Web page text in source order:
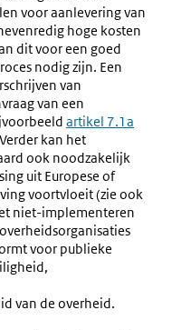
voor aanlevering van
hoge kosten
dit voor een goed
nodig zijn. Een
van
van een
Externe
link:
artikel 7.1a
kan het
ook noodzakelijk
uit Europese of
voortvloeit (zie ook
niet-implementeren
voor publieke
van de overheid.